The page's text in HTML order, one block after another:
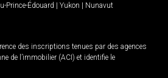
Prince-Édouard | Yukon | Nunavut
des inscriptions tenues par des agences
de l’immobilier (ACI) et identifie le